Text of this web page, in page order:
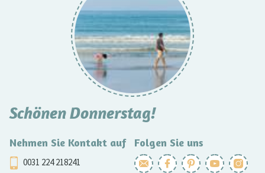
Schönen Donnerstag!
Nehmen Sie Kontakt auf
0031 224 218241
Folgen Sie uns